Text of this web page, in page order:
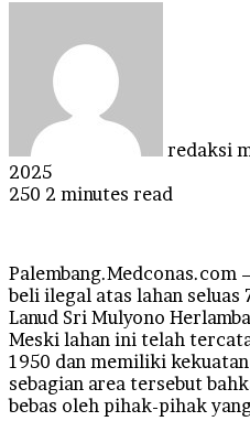
redaksi
2025
250 2 minutes read
beli ilegal atas lahan seluas
Lanud Sri Mulyono
Meski lahan ini telah
1950 dan memiliki
sebagian area tersebut
bebas oleh pihak-pihak